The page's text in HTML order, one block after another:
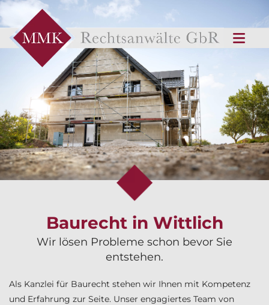
Baurecht in Wittlich
Wir lösen Probleme schon bevor Sie
entstehen.
Als Kanzlei für Baurecht stehen wir Ihnen mit Kompetenz
und Erfahrung zur Seite. Unser engagiertes Team von